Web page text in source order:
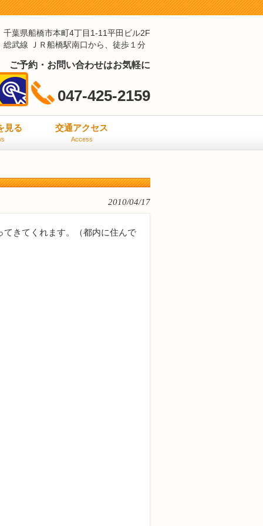
千葉県船橋市本町4丁目1-11平田ビル2F
総武線 ＪＲ船橋駅南口から、徒歩１分
ご予約・お問い合わせはお気軽に
047-425-2159
見る 交通アクセス
Access
2010/04/17
きてくれます。（都内に住んで